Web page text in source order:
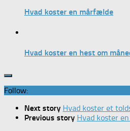
Hvad koster en mårfælde
Hvad koster en hest om
Follow:
Next story Hvad koster et
Previous story Hvad koster